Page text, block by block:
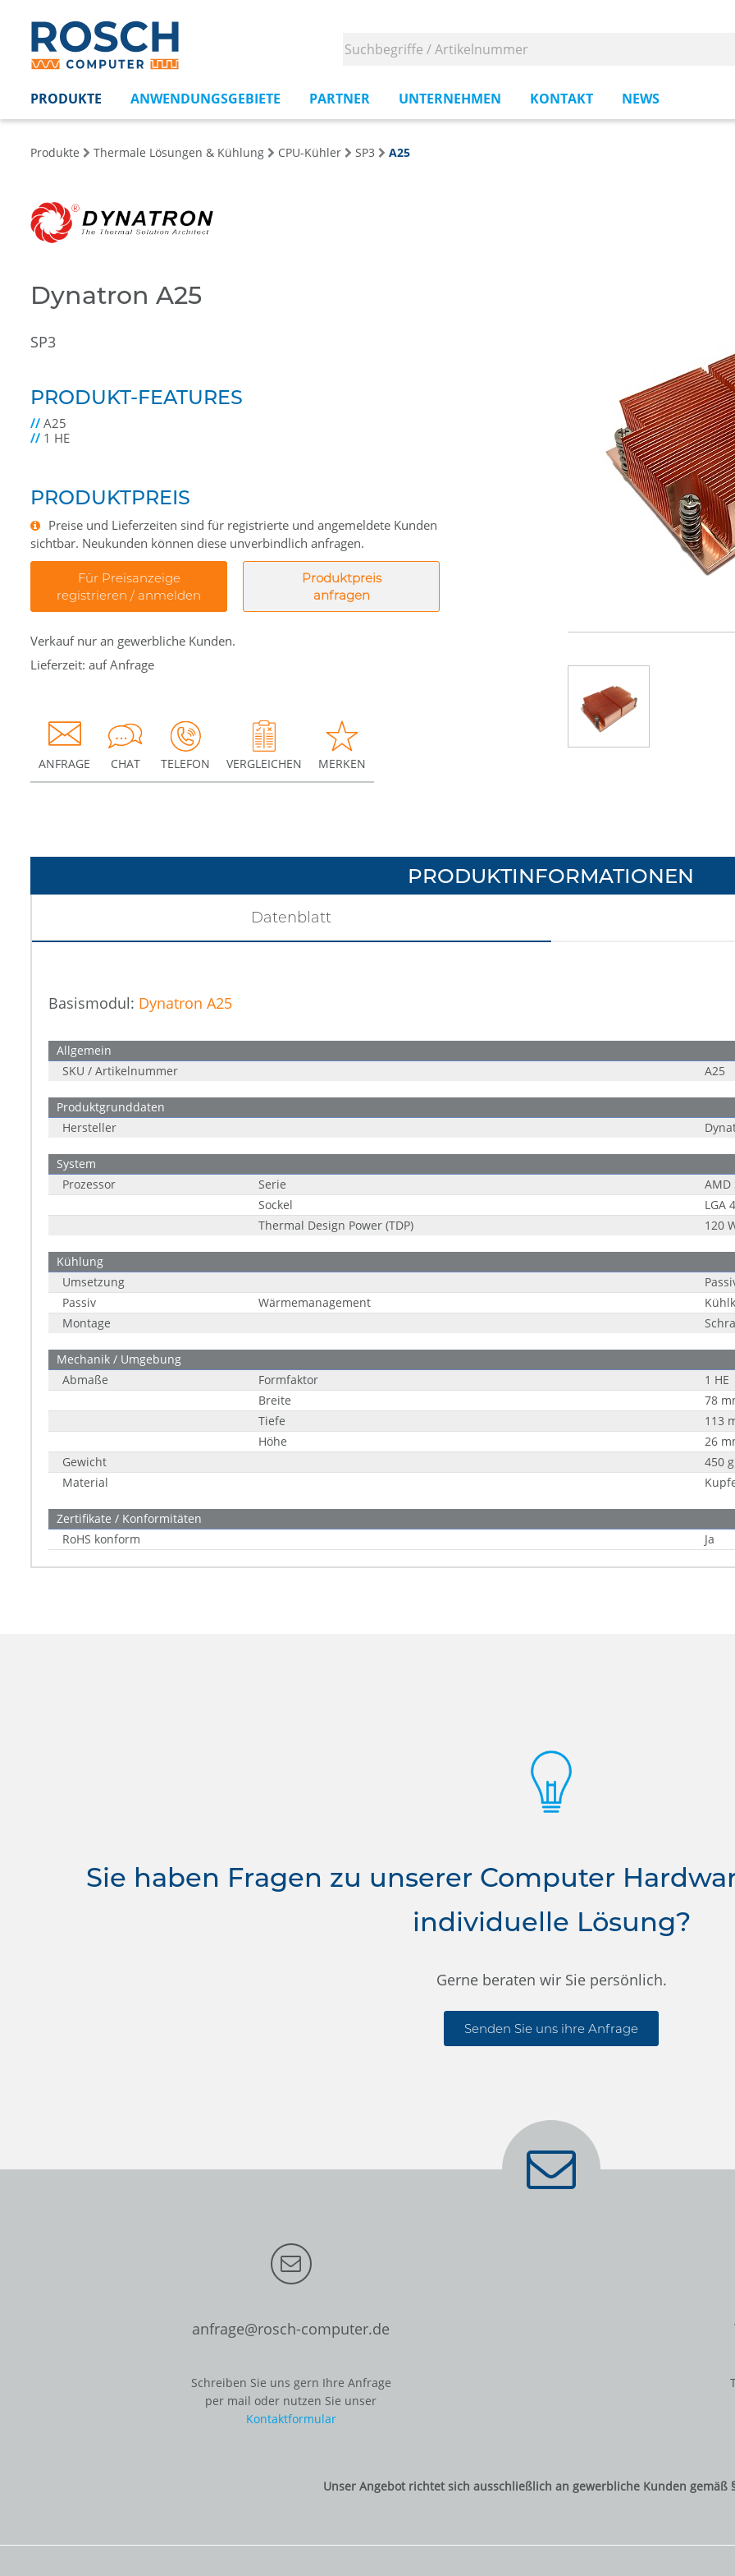
PRODUKTE ANWENDUNGSGEBIETE PARTNER UNTERNEHMEN KONTAKT NEWS
Produkte Thermale Lösungen & Kühlung CPU-Kühler SP3 A25
Dynatron A25
SP3
PRODUKT-FEATURES
//A25
// 1 HE
PRODUKTPREIS
Preise und Lieferzeiten sind für registrierte und angemeldete Kunden
sichtbar. Neukunden können diese unverbindlich anfragen.
Für Preisanzeige
registrieren / anmelden
Produktpreis
anfragen
Verkauf nur an gewerbliche Kunden.
Lieferzeit: auf Anfrage
ANFRAGE CHAT TELEFON VERGLEICHEN MERKEN
PRODUKTINFORMATIONEN
Datenblatt
Basismodul: Dynatron A25
Allgemein
SKU / Artikelnummer
A25
Produktgrunddaten
Hersteller
System
Prozessor
Serie
AMD
Sockel
LGA
Thermal Design Power (TDP)
120
Kühlung
Umsetzung
Passiv
Wärmemanagement
Montage
Mechanik / Umgebung
Abmaße
Formfaktor
1 HE
Breite
78
Tiefe
113
Höhe
26
Gewicht
450 g
Material
Zertifikate / Konformitäten
RoHS konform
Ja
Sie haben Fragen zu unserer Computer
individuelle Lösung?
Gerne beraten wir Sie persönlich.
Senden Sie uns ihre Anfrage
anfrage@rosch-computer.de
Schreiben Sie uns gern Ihre Anfrage
per mail oder nutzen Sie unser
Kontaktformular
Unser Angebot richtet sich ausschließlich an gewerbliche Kunden gemäß